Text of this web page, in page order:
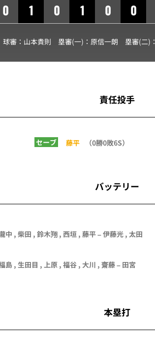
0 1 0 1 0 0
審： 山本貴則 塁審(一)： 原信一朗 塁審(二)：
責任投手
セーブ 藤平 （0勝0敗6S）
バッテリー
中 , 柴田 , 鈴木翔 , 西垣 , 藤平–伊藤光 , 太田
島 , 生田目 , 上原 , 福谷 , 大川 , 齋藤– 田宮
本塁打